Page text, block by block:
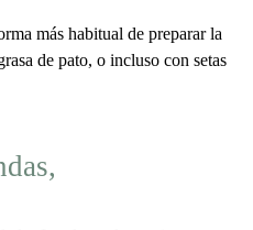
más habitual de preparar la
de pato, o incluso con setas